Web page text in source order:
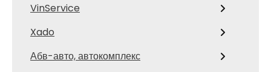
VinService
Xado
Абв-авто, автокомплекс